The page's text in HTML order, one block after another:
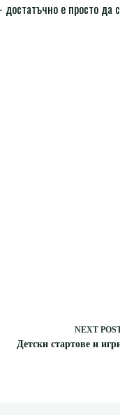
достатъчно е просто да
NEXT
Детски стартове и